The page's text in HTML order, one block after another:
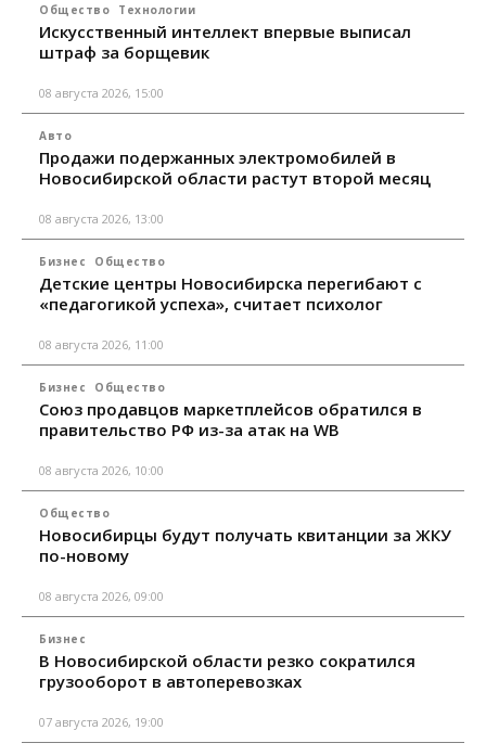
Общество Технологии
Искусственный интеллект впервые выписал
штраф за борщевик
08 августа 2026, 15:00
Авто
Продажи подержанных электромобилей в
Новосибирской области растут второй месяц
08 августа 2026, 13:00
Бизнес Общество
Детские центры Новосибирска перегибают с
«педагогикой успеха», считает психолог
08 августа 2026, 11:00
Бизнес Общество
Союз продавцов маркетплейсов обратился в
правительство РФ из-за атак на WB
08 августа 2026, 10:00
Общество
Новосибирцы будут получать квитанции за ЖКУ
по-новому
08 августа 2026, 09:00
Бизнес
В Новосибирской области резко сократился
грузооборот в автоперевозках
07 августа 2026, 19:00